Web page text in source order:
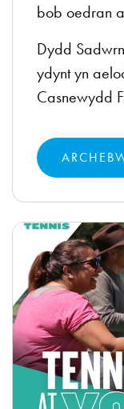
bob oedran
Dydd
ydynt yn
Casnewydd